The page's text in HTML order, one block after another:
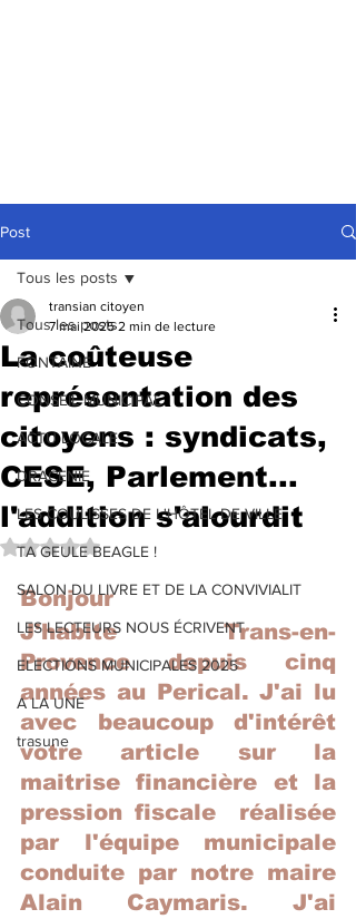
Post
Tous les posts
FONTAINE
CONSEIL MUNICIPAL
ACTU LOCALE
DRACENIE
LES COULISSES DE L'HÔTEL DE VILLE
TA GEULE BEAGLE !
SALON DU LIVRE ET DE LA CONVIVIALIT
LES LECTEURS NOUS ÉCRIVENT
ELECTIONS MUNICIPALES 2025
A LA UNE
trasune
Tous les posts
La coûteuse
représentation des
citoyens : syndicats,
CESE, Parlement...
l'addition s'alourdit
transian citoyen
7 mai 2025 2 min de lecture
Noté NaN étoiles sur 5.
Bonjour
J'habite Trans-en-
Provence depuis cinq
années au Perical. J'ai lu
avec beaucoup d'intérêt
votre article sur la
maitrise financière et la
pression fiscale  réalisée
par l'équipe municipale
conduite par notre maire
Alain Caymaris. J'ai